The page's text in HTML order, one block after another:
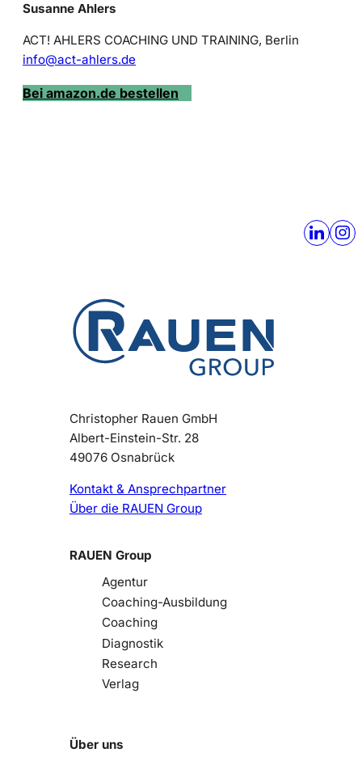
Susanne Ahlers
ACT! AHLERS COACHING UND TRAINING, Berlin
info@act-ahlers.de
Bei amazon.de bestellen
Christopher Rauen GmbH
Albert-Einstein-Str. 28
49076 Osnabrück
Kontakt & Ansprechpartner
Über die RAUEN Group
RAUEN Group
Agentur
Coaching-Ausbildung
Coaching
Diagnostik
Research
Verlag
Über uns